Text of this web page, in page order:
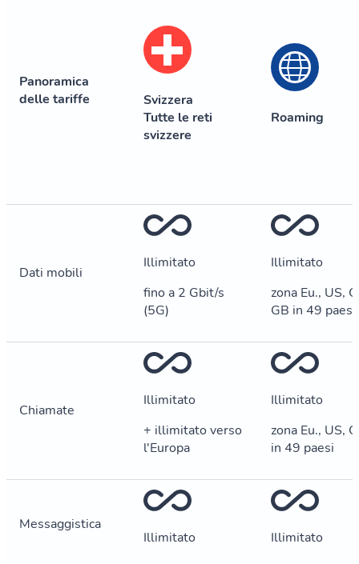
Panoramica
delle tariffe
Svizzera
Tutte le reti
svizzere
Roaming
Dati mobili
Illimitato
fino a 2 Gbit/s
(5G)
Illimitato
zona Eu., US,
GB in 49 paesi
Chiamate
Illimitato
+ illimitato verso
l'Europa
Illimitato
zona Eu., US,
in 49 paesi
Messaggistica
Illimitato Illimitato